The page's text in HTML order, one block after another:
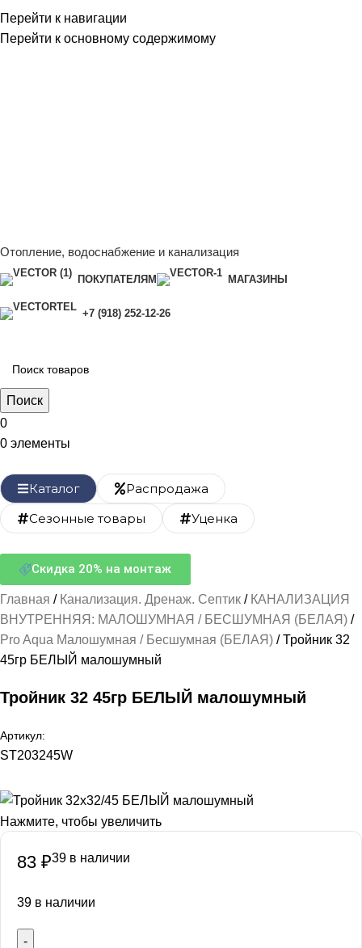
Перейти к навигации
Перейти к основному содержимому
Отопление, водоснабжение и канализация
ПОКУПАТЕЛЯМ МАГАЗИНЫ
+7 (918) 252-12-26
Поиск
0
0 элементы
Каталог
Распродажа
Сезонные товары
Уценка
Скидка 20% на монтаж
Главная Канализация. Дренаж. Септик
КАНАЛИЗАЦИЯ
ВНУТРЕННЯЯ: МАЛОШУМНАЯ / БЕСШУМНАЯ (БЕЛАЯ)
Pro Aqua Малошумная / Бесшумная (БЕЛАЯ)
Тройник 32
45гр БЕЛЫЙ малошумный
Тройник 32 45гр БЕЛЫЙ малошумный
Артикул:
ST203245W
Нажмите, чтобы увеличить
83 ₽39 в наличии
39 в наличии